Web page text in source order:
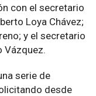
con el secretario
Loya Chávez;
y el secretario
Vázquez.
serie de
desde